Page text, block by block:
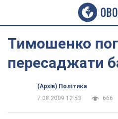
Тимошенко
пересаджати
(Архів) Політика
7.08.2009 12:53
666